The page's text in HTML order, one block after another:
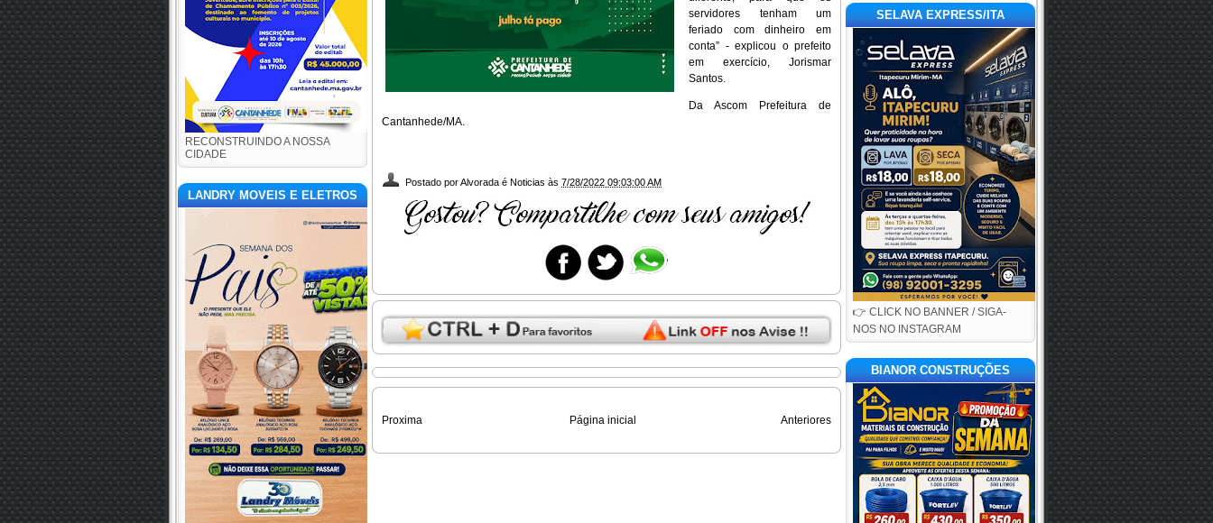
RECONSTRUINDO A NOSSA
CIDADE
LANDRY MOVEIS E ELETROS
servidores tenham um
feriado com dinheiro em
conta” - explicou o prefeito
em exercício, Jorismar
Santos.
Da Ascom Prefeitura de
Cantanhede/MA.
Postado porAlvorada é Noticias às 7/28/2022 09:03:00 AM
Proxima Anteriores
Página inicial
SELAVA EXPRESS/ITA
👉 CLICK NO BANNER / SIGA-
NOS NO INSTAGRAM
BIANOR CONSTRUÇÕES